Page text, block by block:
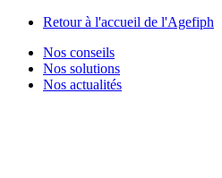
Retour à l'accueil de l'Agefiph
Nos conseils
Nos solutions
Nos actualités